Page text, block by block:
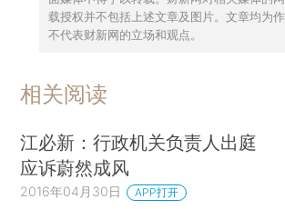
载授权并不包括上述文章及图片。文章均为作
不代表财新网的立场和观点。
相关阅读
江必新：行政机关负责人出庭
应诉蔚然成风
2016年04月30日 APP打开